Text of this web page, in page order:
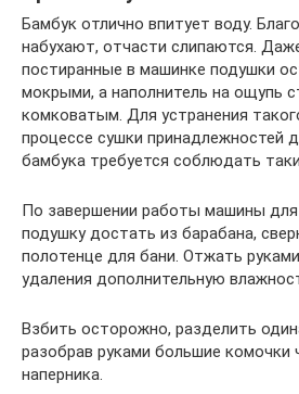
Бамбук отлично впитует воду.
набухают, отчасти слипаются.
постиранные в машинке подушки
мокрыми, а наполнитель на ощупь
комковатым. Для устранения
процессе сушки принадлежностей
бамбука требуется соблюдать
По завершении работы машины
подушку достать из барабана,
полотенце для бани. Отжать
удаления дополнительную
Взбить осторожно, разделить
разобрав руками большие комочки
наперника.